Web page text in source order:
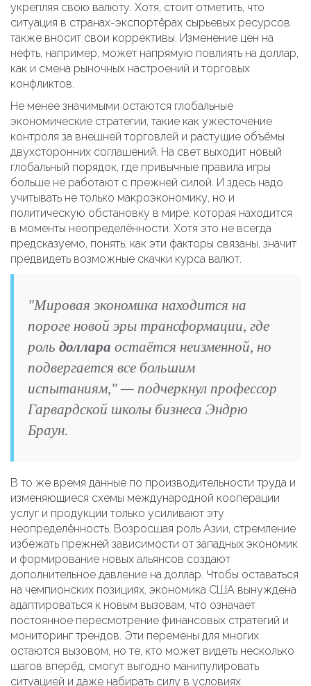
укрепляя свою валюту. Хотя, стоит отметить, что
ситуация в странах-экспортёрах сырьевых ресурсов
также вносит свои коррективы. Изменение цен на
нефть, например, может напрямую повлиять на доллар,
как и смена рыночных настроений и торговых
конфликтов.
Не менее значимыми остаются глобальные
экономические стратегии, такие как ужесточение
контроля за внешней торговлей и растущие объёмы
двухсторонних соглашений. На свет выходит новый
глобальный порядок, где привычные правила игры
больше не работают с прежней силой. И здесь надо
учитывать не только макроэкономику, но и
политическую обстановку в мире, которая находится
в моменты неопределённости. Хотя это не всегда
предсказуемо, понять, как эти факторы связаны, значит
предвидеть возможные скачки курса валют.
"Мировая экономика находится на
пороге новой эры трансформации, где
роль доллара остаётся неизменной, но
подвергается все большим
испытаниям," — подчеркнул профессор
Гарвардской школы бизнеса Эндрю
Браун.
В то же время данные по производительности труда и
изменяющиеся схемы международной кооперации
услуг и продукции только усиливают эту
неопределённость. Возросшая роль Азии, стремление
избежать прежней зависимости от западных экономик
и формирование новых альянсов создают
дополнительное давление на доллар. Чтобы оставаться
на чемпионских позициях, экономика США вынуждена
адаптироваться к новым вызовам, что означает
постоянное пересмотрение финансовых стратегий и
мониторинг трендов. Эти перемены для многих
остаются вызовом, но те, кто может видеть несколько
шагов вперёд, смогут выгодно манипулировать
ситуацией и даже набирать силу в условиях